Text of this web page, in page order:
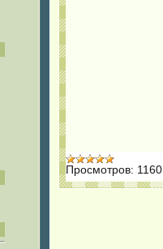
Просмотров: 1160